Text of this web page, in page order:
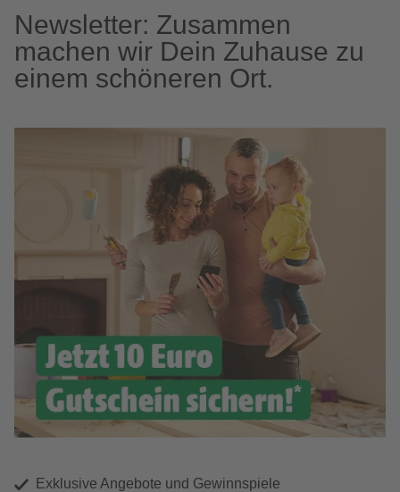
Newsletter: Zusammen
machen wir Dein Zuhause zu
einem schöneren Ort.
Exklusive Angebote und Gewinnspiele